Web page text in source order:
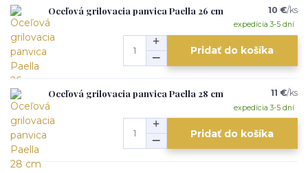
Oceľová grilovacia panvica Paella 26 cm 10 €/ks
expedícia 3-5 dní
Pridať do košíka
Oceľová grilovacia panvica Paella 28 cm 11 €/ks
expedícia 3-5 dní
Pridať do košíka